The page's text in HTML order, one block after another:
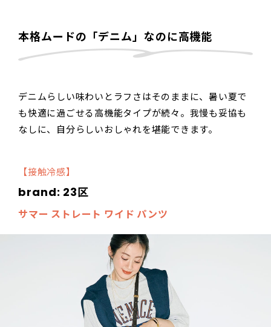
本格ムードの「デニム」なのに高機能
デニムらしい味わいとラフさはそのままに、暑い夏で
も快適に過ごせる高機能タイプが続々。我慢も妥協も
なしに、自分らしいおしゃれを堪能できます。
【接触冷感】
brand: 23区
サマー ストレート ワイド パンツ